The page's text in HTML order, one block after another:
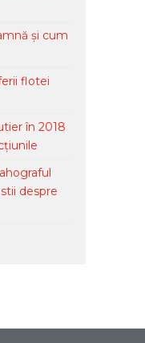
și cum
flotei
în 2018
despre